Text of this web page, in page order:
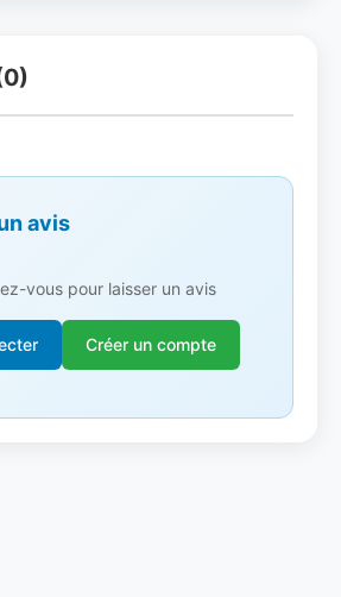
avis
vous pour laisser un avis
Créer un compte